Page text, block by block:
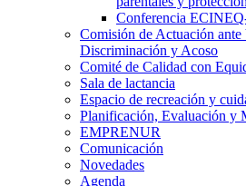
Conferencia
Comisión de Actuación
Discriminación y Acoso
Comité de Calidad con
Sala de lactancia
Espacio de recreación y
Planificación, Evaluación y
EMPRENUR
Comunicación
Novedades
Agenda